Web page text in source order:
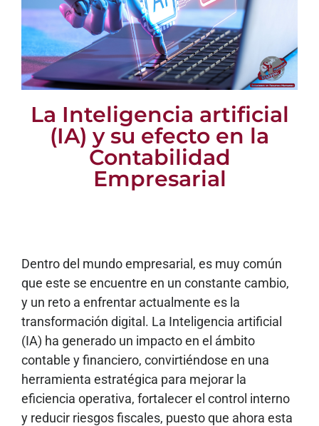
La Inteligencia artificial
(IA) y su efecto en la
Contabilidad
Empresarial
Dentro del mundo empresarial, es muy común
que este se encuentre en un constante cambio,
y un reto a enfrentar actualmente es la
transformación digital. La Inteligencia artificial
(IA) ha generado un impacto en el ámbito
contable y financiero, convirtiéndose en una
herramienta estratégica para mejorar la
eficiencia operativa, fortalecer el control interno
y reducir riesgos fiscales, puesto que ahora esta